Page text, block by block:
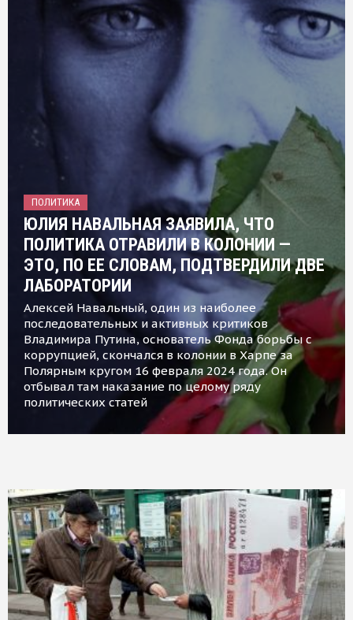
ПОЛИТИКА
ЮЛИЯ НАВАЛЬНАЯ ЗАЯВИЛА, ЧТО
ПОЛИТИКА ОТРАВИЛИ В КОЛОНИИ —
ЭТО, ПО ЕЕ СЛОВАМ, ПОДТВЕРДИЛИ ДВЕ
ЛАБОРАТОРИИ
Алексей Навальный, один из наиболее
последовательных и активных критиков
Владимира Путина, основатель Фонда борьбы с
коррупцией, скончался в колонии в Харпе за
Полярным кругом 16 февраля 2024 года. Он
отбывал там наказание по целому ряду
политических статей